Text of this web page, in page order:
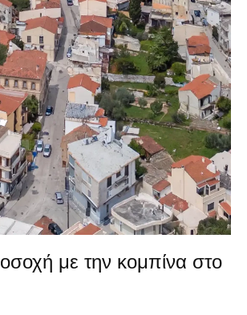
με την κομπίνα στο